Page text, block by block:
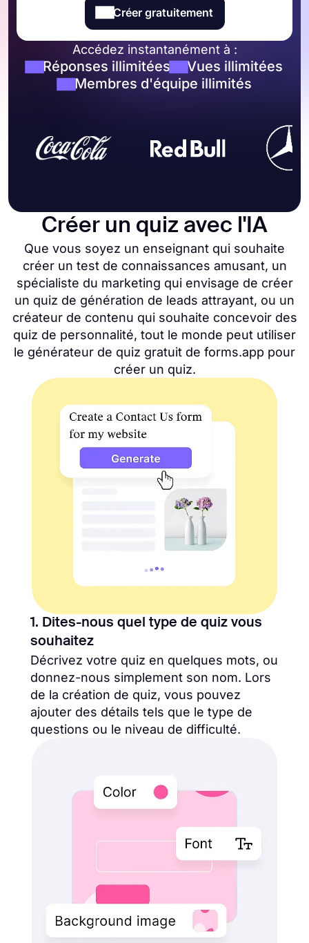
Créer gratuitement
Accédez instantanément à :
Réponses illimitées
Vues illimitées
Membres d'équipe illimités
Créer un quiz avec l'IA
Que vous soyez un enseignant qui souhaite
créer un test de connaissances amusant, un
spécialiste du marketing qui envisage de créer
un quiz de génération de leads attrayant, ou un
créateur de contenu qui souhaite concevoir des
quiz de personnalité, tout le monde peut utiliser
le générateur de quiz gratuit de forms.app pour
créer un quiz.
1. Dites-nous quel type de quiz vous
souhaitez
Décrivez votre quiz en quelques mots, ou
donnez-nous simplement son nom. Lors
de la création de quiz, vous pouvez
ajouter des détails tels que le type de
questions ou le niveau de difficulté.